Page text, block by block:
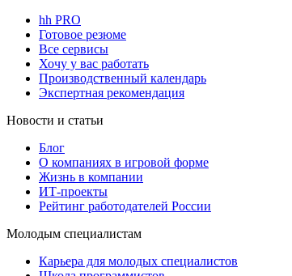
hh PRO
Готовое резюме
Все сервисы
Хочу у вас работать
Производственный календарь
Экспертная рекомендация
Новости и статьи
Блог
О компаниях в игровой форме
Жизнь в компании
ИТ-проекты
Рейтинг работодателей России
Молодым специалистам
Карьера для молодых специалистов